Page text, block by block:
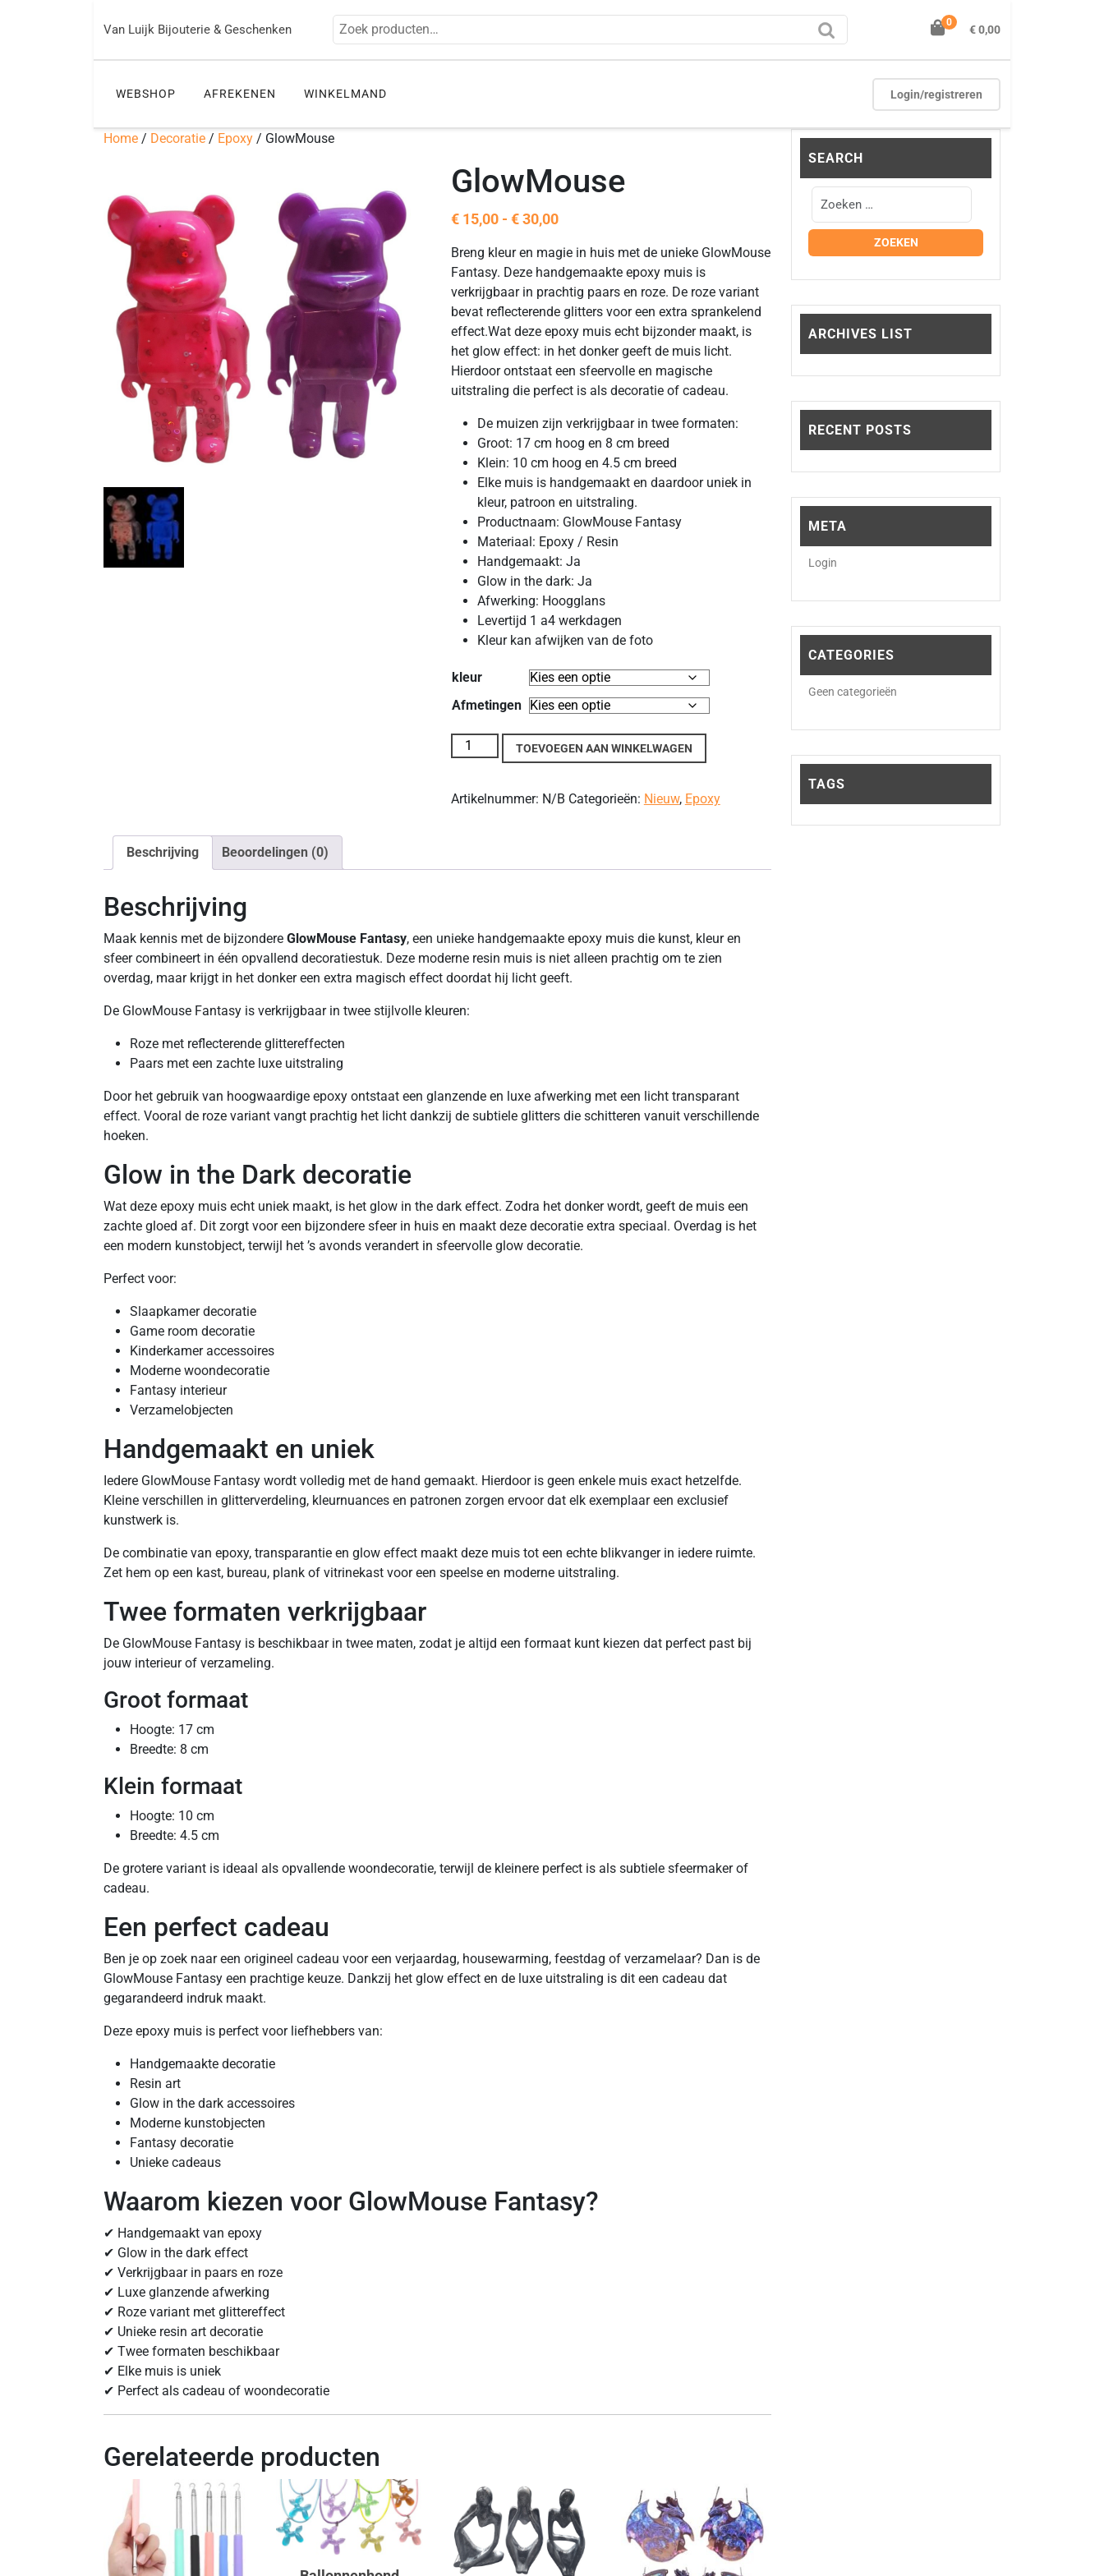
naar
Van Luijk Bijouterie & Geschenken Zoeken naar: 0
€ 0,00
WEBSHOP AFREKENEN WINKELMAND Login/registreren
Home / Decoratie / Epoxy / GlowMouse
GlowMouse
€15,00 - €30,00Prijsklasse:
tot
€ 30,00
Breng kleur en magie in huis met de unieke GlowMouse
Fantasy. Deze handgemaakte epoxy muis is
verkrijgbaar in prachtig paars en roze. De roze variant
bevat reflecterende glitters voor een extra sprankelend
effect.Wat deze epoxy muis echt bijzonder maakt, is
het glow effect: in het donker geeft de muis licht.
Hierdoor ontstaat een sfeervolle en magische
uitstraling die perfect is als decoratie of cadeau.
De muizen zijn verkrijgbaar in twee formaten:
Groot: 17 cm hoog en 8 cm breed
Klein: 10 cm hoog en 4.5 cm breed
Elke muis is handgemaakt en daardoor uniek in
kleur, patroon en uitstraling.
Productnaam: GlowMouse Fantasy
Materiaal: Epoxy / Resin
Handgemaakt: Ja
Glow in the dark: Ja
Afwerking: Hoogglans
Levertijd 1 a4 werkdagen
Kleur kan afwijken van de foto
kleur
Afmetingen
GlowMouse aantalTOEVOEGEN AAN WINKELWAGEN
Artikelnummer: N/B Categorieën: Nieuw, Epoxy
Beschrijving Beoordelingen (0)
Beschrijving
Maak kennis met de bijzondere GlowMouse Fantasy, een unieke handgemaakte epoxy muis die kunst, kleur en
sfeer combineert in één opvallend decoratiestuk. Deze moderne resin muis is niet alleen prachtig om te zien
overdag, maar krijgt in het donker een extra magisch effect doordat hij licht geeft.
De GlowMouse Fantasy is verkrijgbaar in twee stijlvolle kleuren:
Roze met reflecterende glittereffecten
Paars met een zachte luxe uitstraling
Door het gebruik van hoogwaardige epoxy ontstaat een glanzende en luxe afwerking met een licht transparant
effect. Vooral de roze variant vangt prachtig het licht dankzij de subtiele glitters die schitteren vanuit verschillende
hoeken.
Glow in the Dark decoratie
Wat deze epoxy muis echt uniek maakt, is het glow in the dark effect. Zodra het donker wordt, geeft de muis een
zachte gloed af. Dit zorgt voor een bijzondere sfeer in huis en maakt deze decoratie extra speciaal. Overdag is het
een modern kunstobject, terwijl het ’s avonds verandert in sfeervolle glow decoratie.
Perfect voor:
Slaapkamer decoratie
Game room decoratie
Kinderkamer accessoires
Moderne woondecoratie
Fantasy interieur
Verzamelobjecten
Handgemaakt en uniek
Iedere GlowMouse Fantasy wordt volledig met de hand gemaakt. Hierdoor is geen enkele muis exact hetzelfde.
Kleine verschillen in glitterverdeling, kleurnuances en patronen zorgen ervoor dat elk exemplaar een exclusief
kunstwerk is.
De combinatie van epoxy, transparantie en glow effect maakt deze muis tot een echte blikvanger in iedere ruimte.
Zet hem op een kast, bureau, plank of vitrinekast voor een speelse en moderne uitstraling.
Twee formaten verkrijgbaar
De GlowMouse Fantasy is beschikbaar in twee maten, zodat je altijd een formaat kunt kiezen dat perfect past bij
jouw interieur of verzameling.
Groot formaat
Hoogte: 17 cm
Breedte: 8 cm
Klein formaat
Hoogte: 10 cm
Breedte: 4.5 cm
De grotere variant is ideaal als opvallende woondecoratie, terwijl de kleinere perfect is als subtiele sfeermaker of
cadeau.
Een perfect cadeau
Ben je op zoek naar een origineel cadeau voor een verjaardag, housewarming, feestdag of verzamelaar? Dan is de
GlowMouse Fantasy een prachtige keuze. Dankzij het glow effect en de luxe uitstraling is dit een cadeau dat
gegarandeerd indruk maakt.
Deze epoxy muis is perfect voor liefhebbers van:
Handgemaakte decoratie
Resin art
Glow in the dark accessoires
Moderne kunstobjecten
Fantasy decoratie
Unieke cadeaus
Waarom kiezen voor GlowMouse Fantasy?
✔ Handgemaakt van epoxy
✔ Glow in the dark effect
✔ Verkrijgbaar in paars en roze
✔ Luxe glanzende afwerking
✔ Roze variant met glittereffect
✔ Unieke resin art decoratie
✔ Twee formaten beschikbaar
✔ Elke muis is uniek
✔ Perfect als cadeau of woondecoratie
Gerelateerde producten
SEARCH
ARCHIVES LIST
RECENT POSTS
META
Login
CATEGORIES
Geen categorieën
TAGS